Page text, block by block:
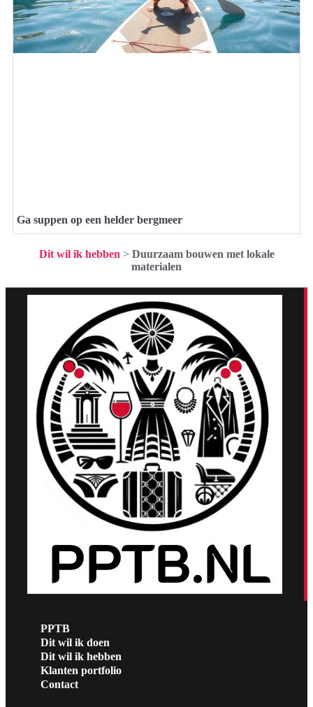
Ga suppen op een helder bergmeer
Dit wil ik hebben > Duurzaam bouwen met lokale
materialen
PPTB
Dit wil ik doen
Dit wil ik hebben
Klanten portfolio
Contact